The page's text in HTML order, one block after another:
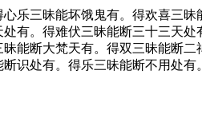
乐三昧能坏饿鬼有。得欢喜三
有。得难伏三昧能断三十三天处
能断大梵天有。得双三昧能断二
识处有。得乐三昧能断不用处有